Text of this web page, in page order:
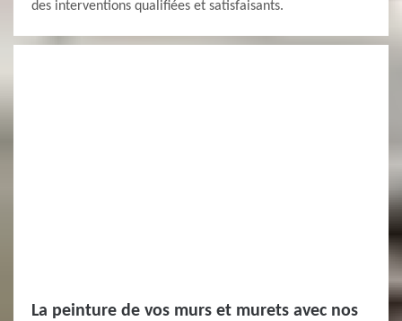
des interventions qualifiées et satisfaisants.
La peinture de vos murs et murets avec nos